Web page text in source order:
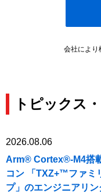
会社により
トピックス
2026.08.06
Arm® Cortex®-M4搭
コン 「TXZ+™ファミ
プ」のエンジニアリ